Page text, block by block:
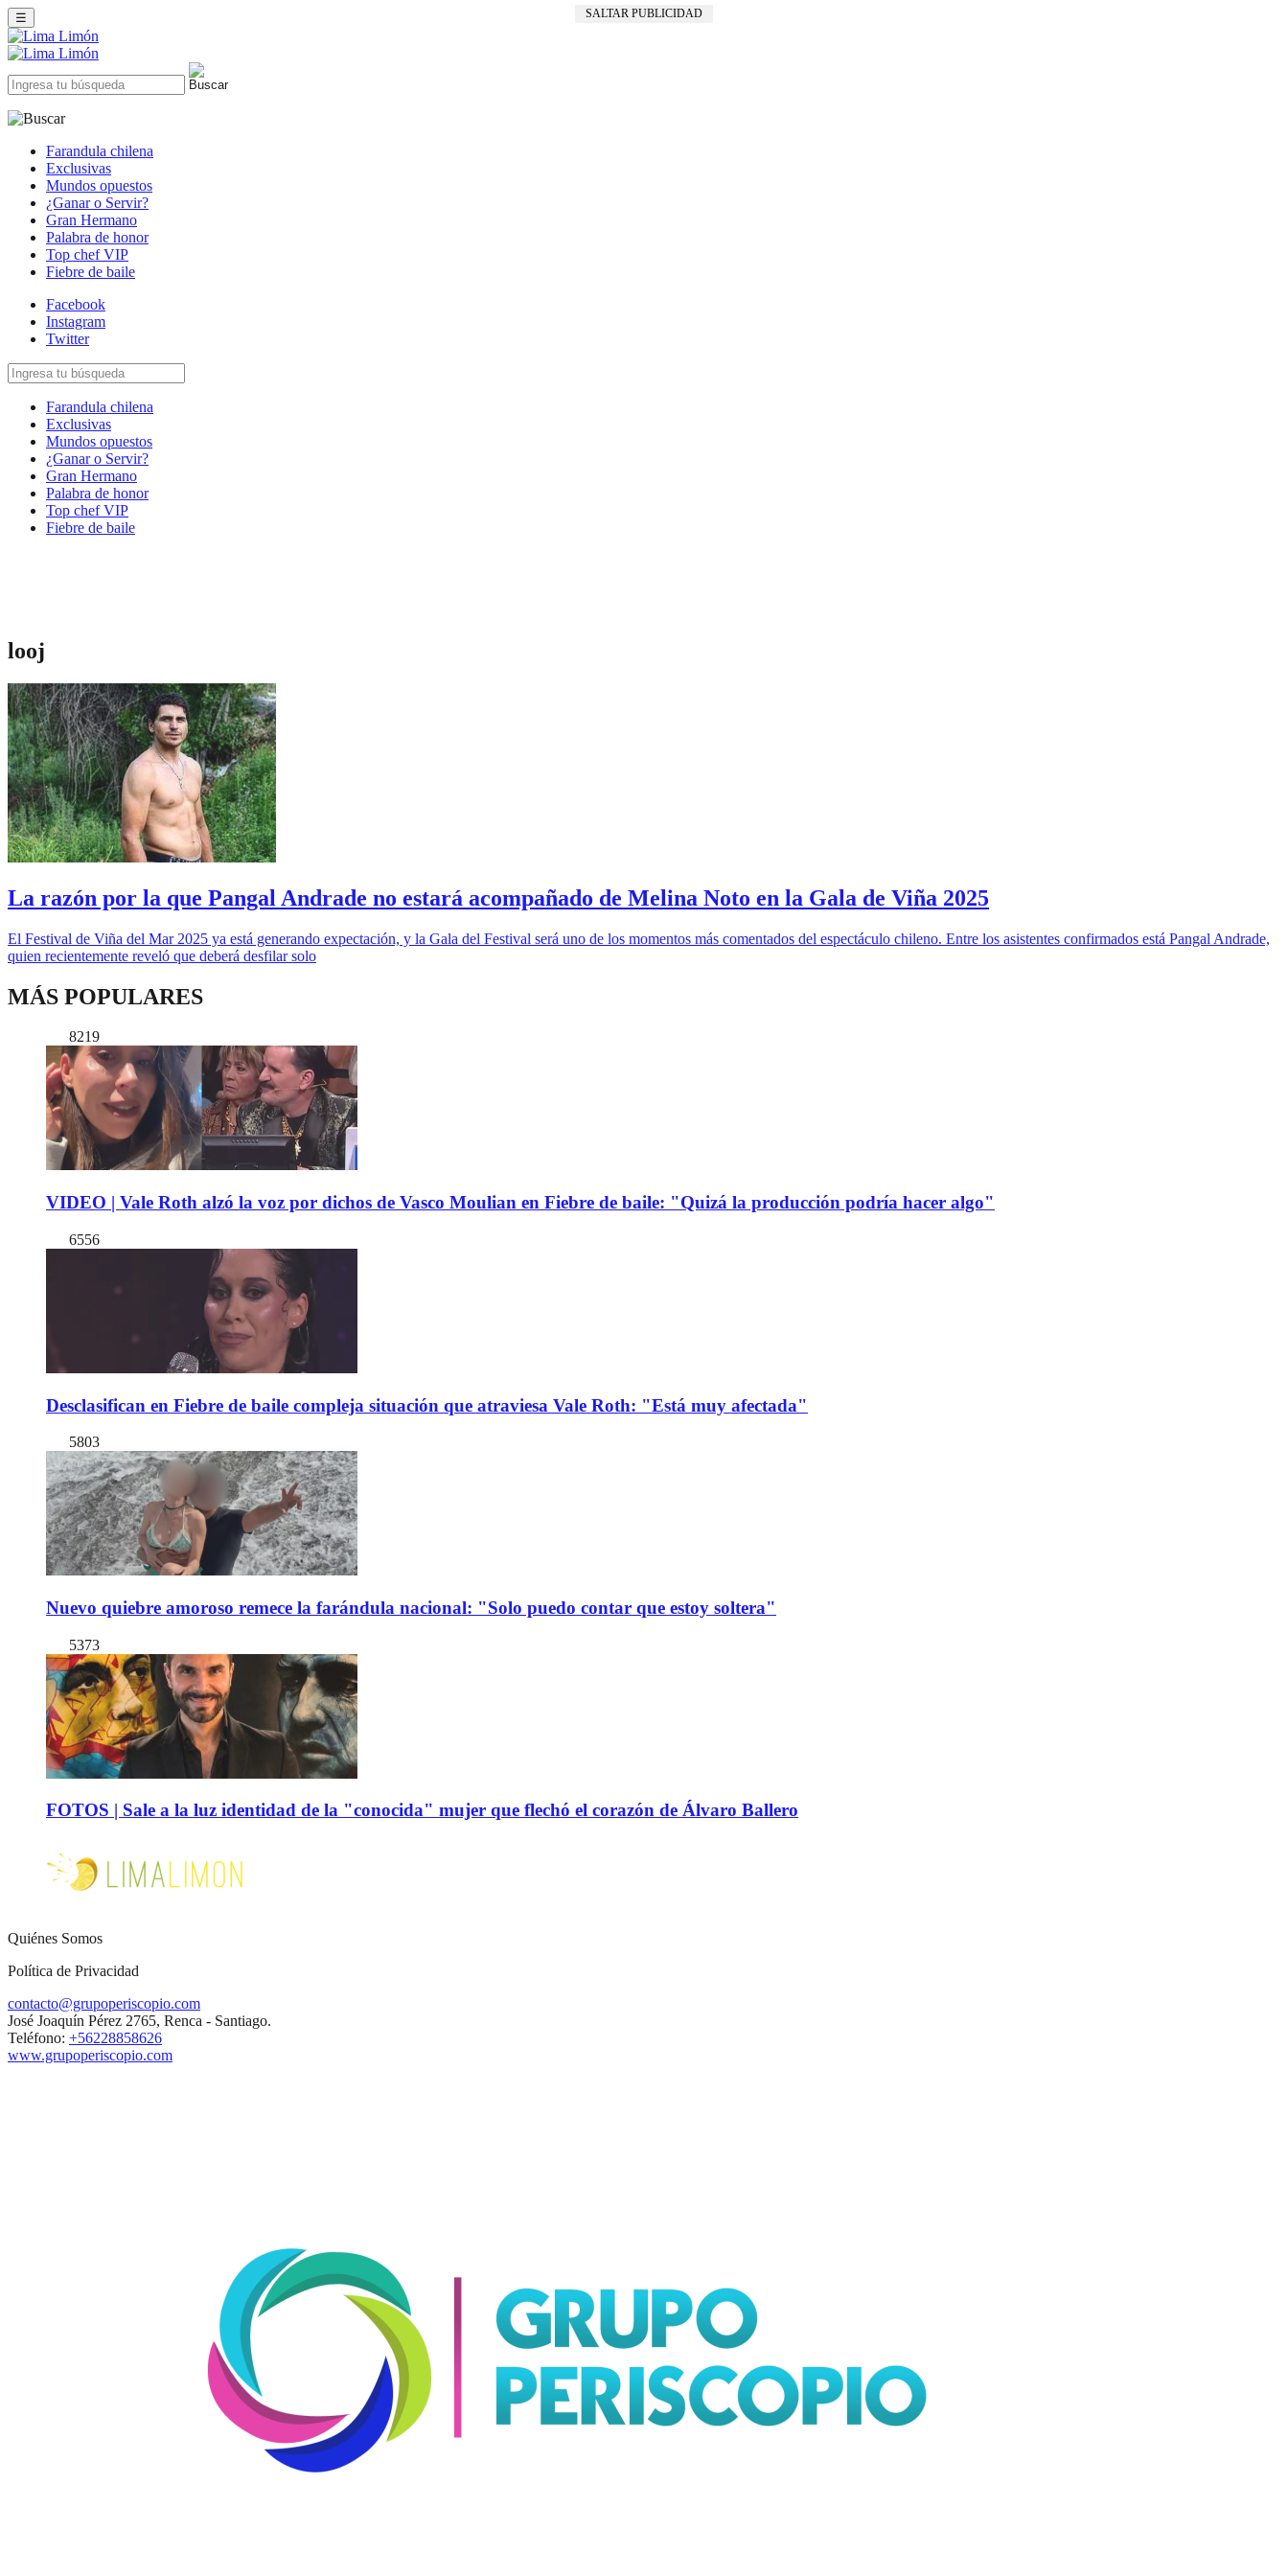
SALTAR PUBLICIDAD
☰
Farandula chilena
Exclusivas
Mundos opuestos
¿Ganar o Servir?
Gran Hermano
Palabra de honor
Top chef VIP
Fiebre de baile
Facebook
Instagram
Twitter
Farandula chilena
Exclusivas
Mundos opuestos
¿Ganar o Servir?
Gran Hermano
Palabra de honor
Top chef VIP
Fiebre de baile
looj
La razón por la que Pangal Andrade no estará acompañado de Melina Noto en la Gala de Viña 2025
El Festival de Viña del Mar 2025 ya está generando expectación, y la Gala del Festival será uno de los momentos más comentados del espectáculo chileno. Entre los asistentes confirmados está Pangal Andrade,
quien recientemente reveló que deberá desfilar solo
MÁS POPULARES
8219
VIDEO | Vale Roth alzó la voz por dichos de Vasco Moulian en Fiebre de baile: "Quizá la producción podría hacer algo"
6556
Desclasifican en Fiebre de baile compleja situación que atraviesa Vale Roth: "Está muy afectada"
5803
Nuevo quiebre amoroso remece la farándula nacional: "Solo puedo contar que estoy soltera"
5373
FOTOS | Sale a la luz identidad de la "conocida" mujer que flechó el corazón de Álvaro Ballero
Quiénes Somos
Política de Privacidad
contacto@grupoperiscopio.com
José Joaquín Pérez 2765, Renca - Santiago.
Teléfono: +56228858626
www.grupoperiscopio.com